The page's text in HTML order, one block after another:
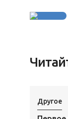
Другое